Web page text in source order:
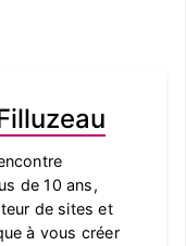
de 10 ans,
de sites et
à vous créer